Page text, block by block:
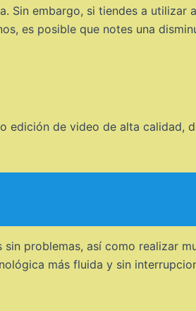
Sin embargo, si tiendes a utilizar
es posible que notes una
edición de video de alta calidad,
problemas, así como realizar
más fluida y sin